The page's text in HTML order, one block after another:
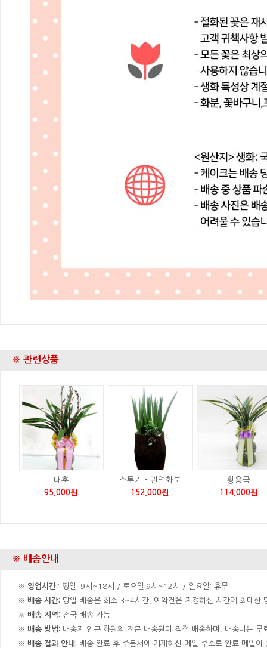
※ 관련상품
대훈
95,000원
스투키 - 관엽화분
152,000원
황용금
114,000원
※ 배송안내
※ 영업시간:: 평일: 9시~18시 / 토요일:9시~12시 / 일요일: 휴무
※배송 시간: 당일 배송은 최소 3~4시간, 예약건은 지정하신 시간에 최대
※배송 지역: 전국 배송 가능
※배송 방법: 배송지 인근 화원의 전문 배송원이 직접 배송하며, 배송비는
※배송 결과 안내: 배송 완료 후 주문서에 기재하신 메일 주소로 완료 메일이